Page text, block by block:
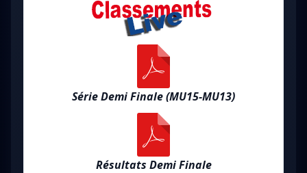
Série Demi Finale (MU15-MU13)
Résultats Demi Finale